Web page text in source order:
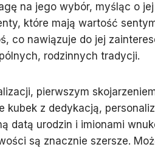
na jego wybór, myśląc o
które mają wartość
co nawiązuje do jej
rodzinnych tradycji.
pierwszym
kubek z dedykacją,
datą urodzin i imionami
są znacznie szersze.